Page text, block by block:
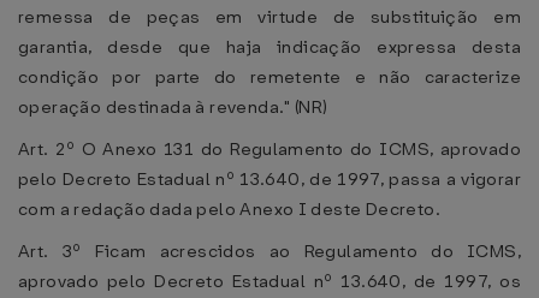
remessa de peças em virtude de substituição em
garantia, desde que haja indicação expressa desta
condição por parte do remetente e não caracterize
operação destinada à revenda." (NR)
Art. 2º O Anexo 131 do Regulamento do ICMS, aprovado
pelo Decreto Estadual nº 13.640, de 1997, passa a vigorar
com a redação dada pelo Anexo I deste Decreto.
Art. 3º Ficam acrescidos ao Regulamento do ICMS,
aprovado pelo Decreto Estadual nº 13.640, de 1997, os